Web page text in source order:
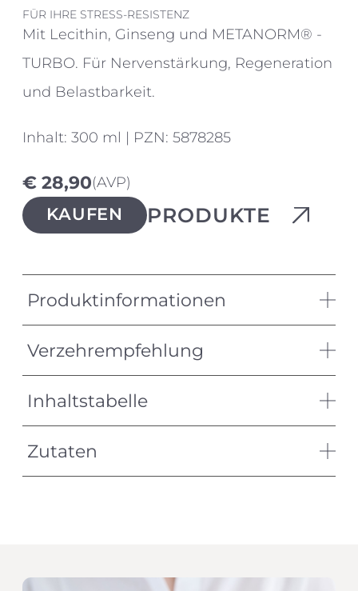
FÜR IHRE STRESS-RESISTENZ
Mit Lecithin, Ginseng und METANORM® -
TURBO. Für Nervenstärkung, Regeneration
und Belastbarkeit.
Inhalt: 300 ml | PZN: 5878285
€ 28,90(AVP)
KAUFEN PRODUKTE
Produktinformationen
Verzehrempfehlung
Inhaltstabelle
Zutaten